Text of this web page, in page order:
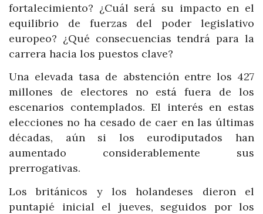
fortalecimiento? ¿Cuál será su impacto en el
equilibrio de fuerzas del poder legislativo
europeo? ¿Qué consecuencias tendrá para la
carrera hacia los puestos clave?
Una elevada tasa de abstención entre los 427
millones de electores no está fuera de los
escenarios contemplados. El interés en estas
elecciones no ha cesado de caer en las últimas
décadas, aún si los eurodiputados han
aumentado considerablemente sus
prerrogativas.
Los británicos y los holandeses dieron el
puntapié inicial el jueves, seguidos por los